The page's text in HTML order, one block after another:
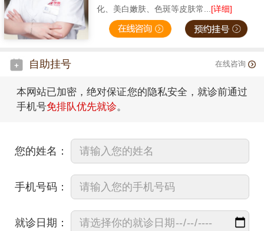
化、美白嫩肤、色斑等皮肤常...[详细]
自助挂号 在线咨询
本网站已加密，绝对保证您的隐私安全，就诊前通过
手机号免排队优先就诊。
您的姓名：
手机号码：
就诊日期：